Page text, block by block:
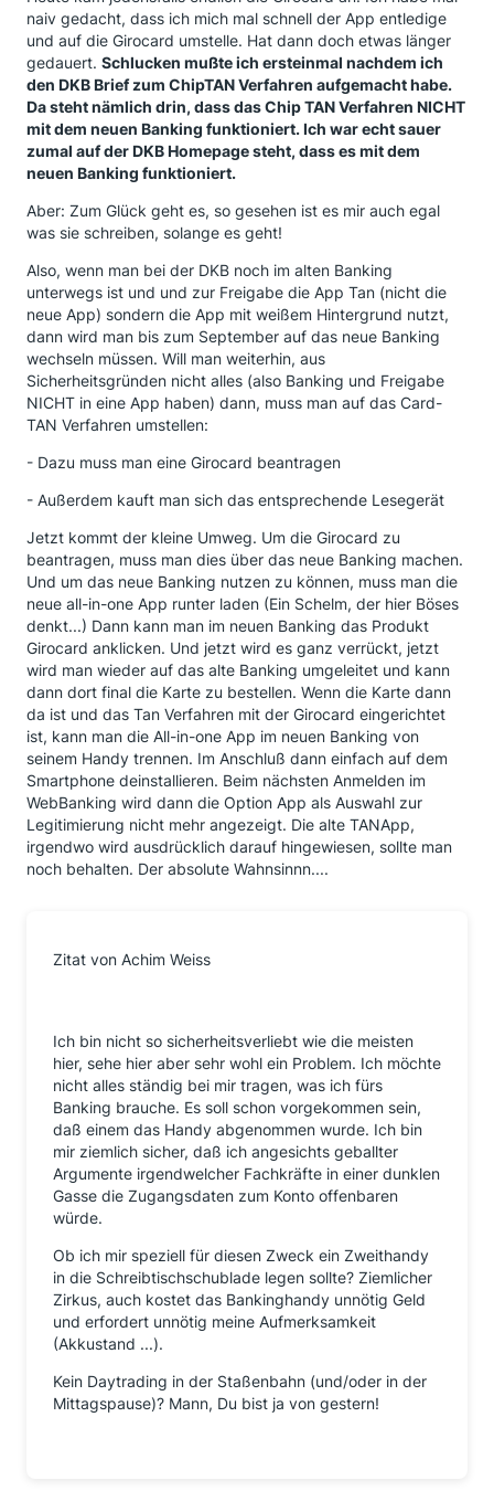
naiv gedacht, dass ich mich mal schnell der App entledige
und auf die Girocard umstelle. Hat dann doch etwas länger
gedauert. Schlucken mußte ich ersteinmal nachdem ich
den DKB Brief zum ChipTAN Verfahren aufgemacht habe.
Da steht nämlich drin, dass das Chip TAN Verfahren NICHT
mit dem neuen Banking funktioniert. Ich war echt sauer
zumal auf der DKB Homepage steht, dass es mit dem
neuen Banking funktioniert.
Aber: Zum Glück geht es, so gesehen ist es mir auch egal
was sie schreiben, solange es geht!
Also, wenn man bei der DKB noch im alten Banking
unterwegs ist und und zur Freigabe die App Tan (nicht die
neue App) sondern die App mit weißem Hintergrund nutzt,
dann wird man bis zum September auf das neue Banking
wechseln müssen. Will man weiterhin, aus
Sicherheitsgründen nicht alles (also Banking und Freigabe
NICHT in eine App haben) dann, muss man auf das Card-
TAN Verfahren umstellen:
- Dazu muss man eine Girocard beantragen
- Außerdem kauft man sich das entsprechende Lesegerät
Jetzt kommt der kleine Umweg. Um die Girocard zu
beantragen, muss man dies über das neue Banking machen.
Und um das neue Banking nutzen zu können, muss man die
neue all-in-one App runter laden (Ein Schelm, der hier Böses
denkt...) Dann kann man im neuen Banking das Produkt
Girocard anklicken. Und jetzt wird es ganz verrückt, jetzt
wird man wieder auf das alte Banking umgeleitet und kann
dann dort final die Karte zu bestellen. Wenn die Karte dann
da ist und das Tan Verfahren mit der Girocard eingerichtet
ist, kann man die All-in-one App im neuen Banking von
seinem Handy trennen. Im Anschluß dann einfach auf dem
Smartphone deinstallieren. Beim nächsten Anmelden im
WebBanking wird dann die Option App als Auswahl zur
Legitimierung nicht mehr angezeigt. Die alte TANApp,
irgendwo wird ausdrücklich darauf hingewiesen, sollte man
noch behalten. Der absolute Wahnsinnn....
Zitat von Achim Weiss
Ich bin nicht so sicherheitsverliebt wie die meisten
hier, sehe hier aber sehr wohl ein Problem. Ich möchte
nicht alles ständig bei mir tragen, was ich fürs
Banking brauche. Es soll schon vorgekommen sein,
daß einem das Handy abgenommen wurde. Ich bin
mir ziemlich sicher, daß ich angesichts geballter
Argumente irgendwelcher Fachkräfte in einer dunklen
Gasse die Zugangsdaten zum Konto offenbaren
würde.
Ob ich mir speziell für diesen Zweck ein Zweithandy
in die Schreibtischschublade legen sollte? Ziemlicher
Zirkus, auch kostet das Bankinghandy unnötig Geld
und erfordert unnötig meine Aufmerksamkeit
(Akkustand ...).
Kein Daytrading in der Staßenbahn (und/oder in der
Mittagspause)? Mann, Du bist ja von gestern!